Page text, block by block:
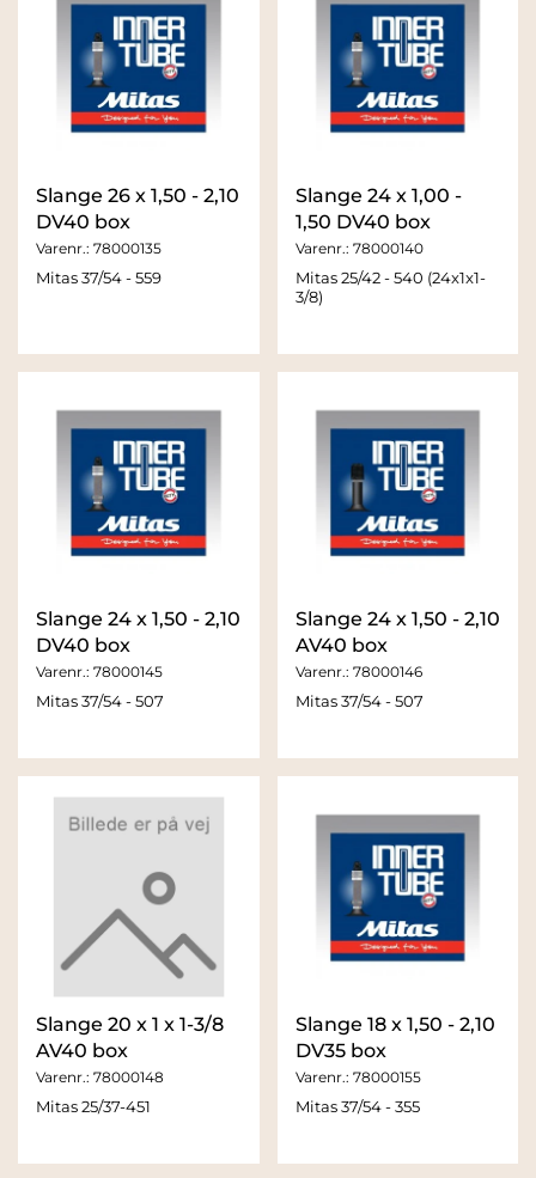
Slange 26 x 1,50 - 2,10
DV40 box
Varenr.: 78000135
Mitas 37/54 - 559
Slange 24 x 1,00 -
1,50 DV40 box
Varenr.: 78000140
Mitas 25/42 - 540 (24x1x1-
3/8)
Slange 24 x 1,50 - 2,10
DV40 box
Varenr.: 78000145
Mitas 37/54 - 507
Slange 24 x 1,50 - 2,10
AV40 box
Varenr.: 78000146
Mitas 37/54 - 507
Slange 20 x 1 x 1-3/8
AV40 box
Varenr.: 78000148
Mitas 25/37-451
Slange 18 x 1,50 - 2,10
DV35 box
Varenr.: 78000155
Mitas 37/54 - 355